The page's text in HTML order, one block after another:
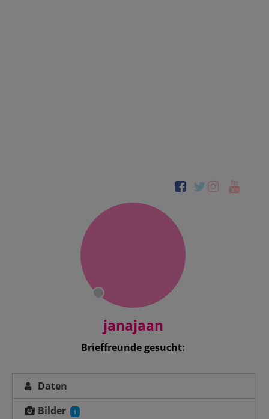
janajaan
Brieffreunde gesucht:
Daten
Bilder
1